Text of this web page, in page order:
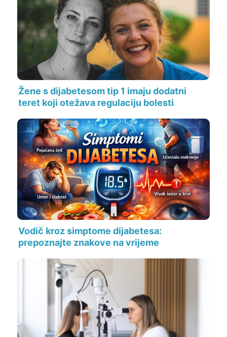
Žene s dijabetesom tip 1 imaju dodatni
teret koji otežava regulaciju bolesti
Vodič kroz simptome dijabetesa:
prepoznajte znakove na vrijeme